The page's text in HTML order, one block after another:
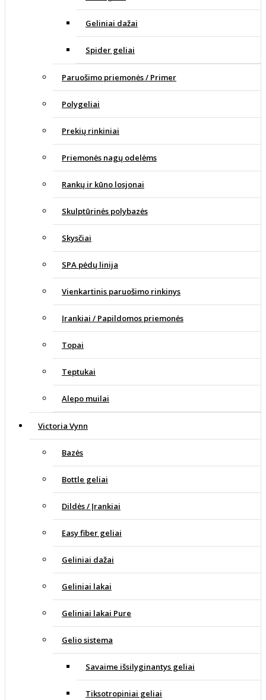
Geliniai dažai
Spider geliai
Paruošimo priemonės / Primer
Polygeliai
Prekių rinkiniai
Priemonės nagų odelėms
Rankų ir kūno losjonai
Skulptūrinės polybazės
Skysčiai
SPA pėdų linija
Vienkartinis paruošimo rinkinys
Įrankiai / Papildomos priemonės
Topai
Teptukai
Alepo muilai
Victoria Vynn
Bazės
Bottle geliai
Dildės / Įrankiai
Easy fiber geliai
Geliniai dažai
Geliniai lakai
Geliniai lakai Pure
Gelio sistema
Savaime išsilyginantys geliai
Tiksotropiniai geliai